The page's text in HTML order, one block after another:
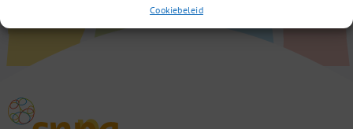
Cookiebeleid